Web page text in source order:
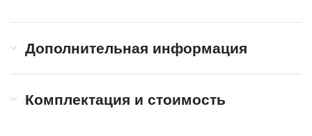
Дополнительная информация
Комплектация и стоимость